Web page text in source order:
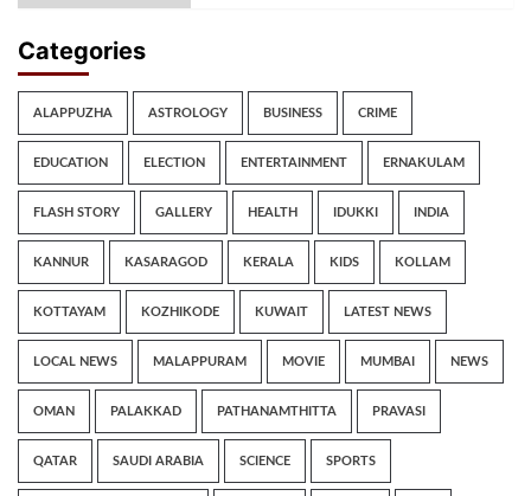
Categories
ALAPPUZHA ASTROLOGY BUSINESS CRIME
EDUCATION ELECTION ENTERTAINMENT ERNAKULAM
FLASH STORY GALLERY HEALTH IDUKKI INDIA
KANNUR KASARAGOD KERALA KIDS KOLLAM
KOTTAYAM KOZHIKODE KUWAIT LATEST NEWS
LOCAL NEWS MALAPPURAM MOVIE MUMBAI NEWS
OMAN PALAKKAD PATHANAMTHITTA PRAVASI
QATAR SAUDI ARABIA SCIENCE SPORTS